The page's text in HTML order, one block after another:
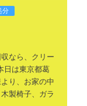
分
なら、クリー
日は東京都葛
り、お家の中
製椅子、ガラ